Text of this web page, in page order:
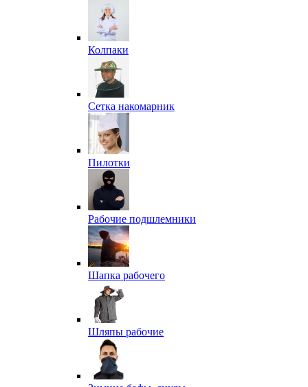
Колпаки
Сетка накомарник
Пилотки
Рабочие подшлемники
Шапка рабочего
Шляпы рабочие